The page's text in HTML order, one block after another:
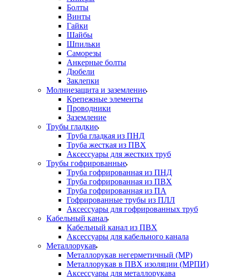
Болты
Винты
Гайки
Шайбы
Шпильки
Саморезы
Анкерные болты
Дюбели
Заклепки
Молниезащита и заземление
Крепежные элементы
Проводники
Заземление
Трубы гладкие
Труба гладкая из ПНД
Труба жесткая из ПВХ
Аксессуары для жестких труб
Трубы гофрированные
Труба гофрированная из ПНД
Труба гофрированная из ПВХ
Труба гофрированная из ПА
Гофрированные трубы из ПЛЛ
Аксессуары для гофрированных труб
Кабельный канал
Кабельный канал из ПВХ
Аксессуары для кабельного канала
Металлорукав
Металлорукав негерметичный (МР)
Металлорукав в ПВХ изоляции (МРПИ)
Аксессуары для металлорукава